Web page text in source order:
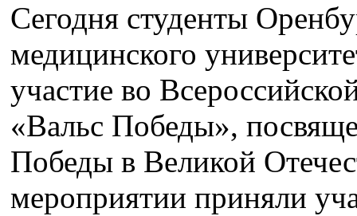
Сегодня студенты
медицинского
участие во
«Вальс Победы»,
Победы в Великой
мероприятии приняли